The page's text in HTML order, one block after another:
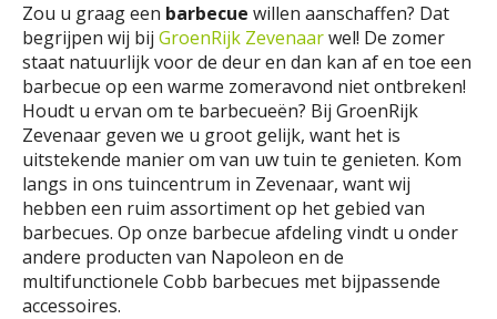
Zou u graag een barbecue willen aanschaffen? Dat
begrijpen wij bij GroenRijk Zevenaarwel! De zomer
staat natuurlijk voor de deur en dan kan af en toe een
barbecue op een warme zomeravond niet ontbreken!
Houdt u ervan om te barbecueën? Bij GroenRijk
Zevenaar geven we u groot gelijk, want het is
uitstekende manier om van uw tuin te genieten. Kom
langs in ons tuincentrum in Zevenaar, want wij
hebben een ruim assortiment op het gebied van
barbecues. Op onze barbecue afdeling vindt u onder
andere producten van Napoleon en de
multifunctionele Cobb barbecues met bijpassende
accessoires.